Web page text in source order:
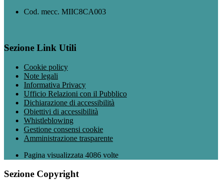
Cod. mecc. MIIC8CA003
Sezione Link Utili
Cookie policy
Note legali
Informativa Privacy
Ufficio Relazioni con il Pubblico
Dichiarazione di accessibilità
Obiettivi di accessibilità
Whistleblowing
Gestione consensi cookie
Amministrazione trasparente
Pagina visualizzata 4086 volte
Sezione Copyright